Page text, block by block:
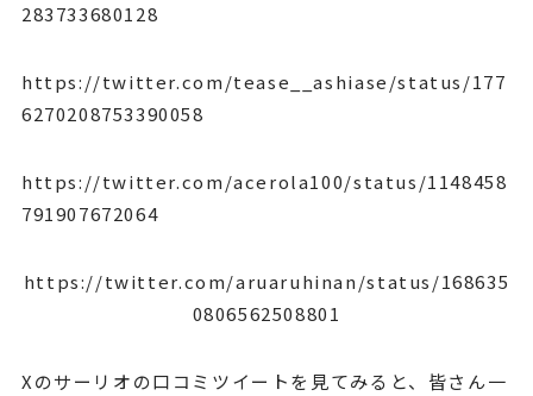
283733680128
https://twitter.com/tease__ashiase/status/177
6270208753390058
https://twitter.com/acerola100/status/1148458
791907672064
https://twitter.com/aruaruhinan/status/168635
0806562508801
Xのサーリオの口コミツイートを見てみると、皆さん一